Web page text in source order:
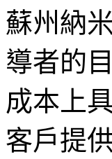
蘇州納
導者的
成本上
客戶提